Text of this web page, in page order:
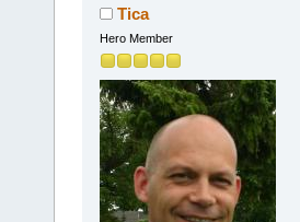
Tica
Hero Member